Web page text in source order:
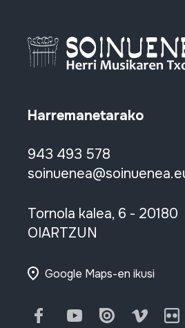
Harremanetarako
943 493 578
Tornola kalea, 6 - 20180
OIARTZUN
Google Maps-en ikusi
FacebookYoutubeIssuu Vimeo